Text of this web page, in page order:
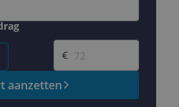
Gewenste prijs
€
aanzetten